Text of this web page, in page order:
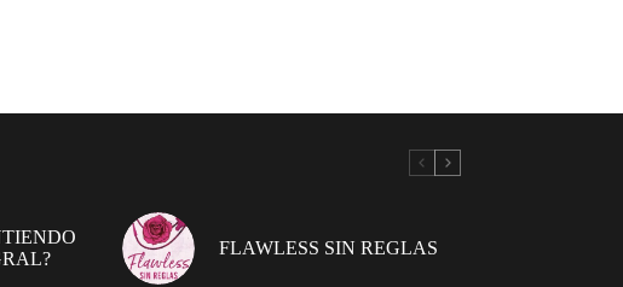
FLAWLESS SIN REGLAS